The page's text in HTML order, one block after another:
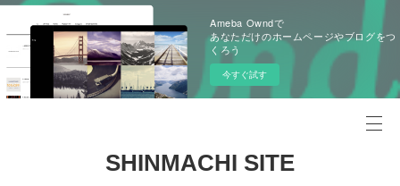
Ameba Owndで
あなただけのホームページやブログをつ
くろう
今すぐ試す
SHINMACHI SITE